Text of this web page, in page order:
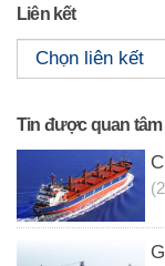
Liên kết
Tin được quan tâm